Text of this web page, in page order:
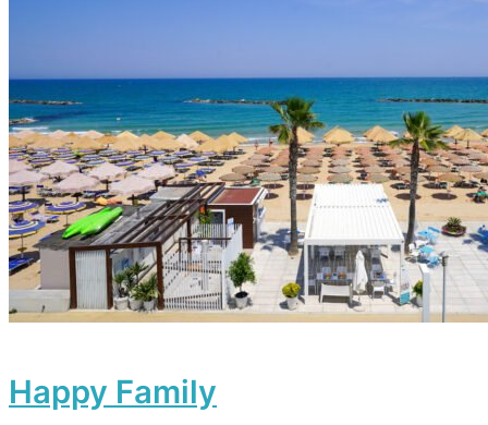
Happy Family